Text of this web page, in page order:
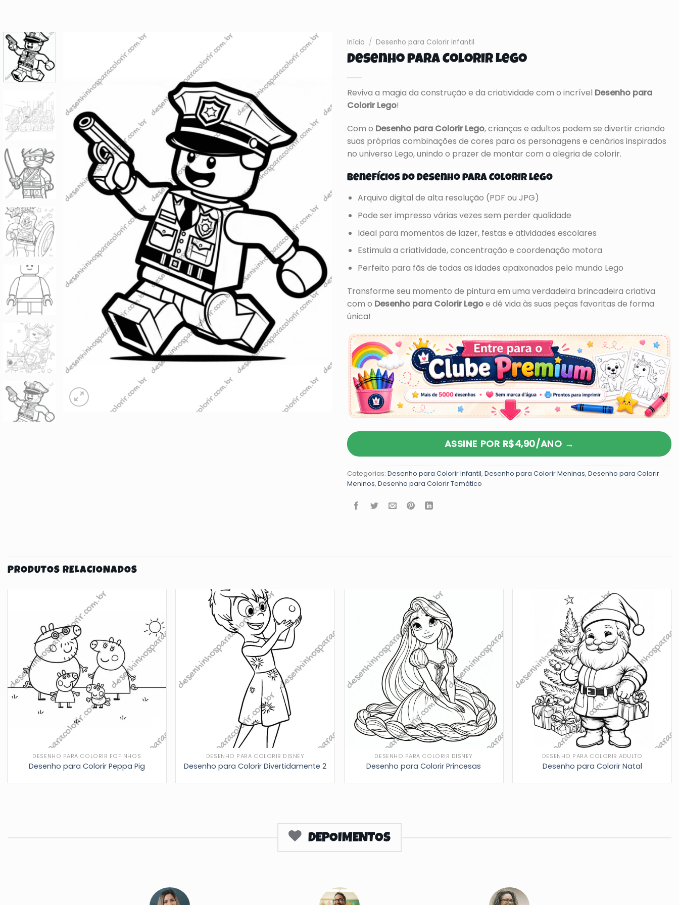
Início / Desenho para Colorir Infantil
Desenho para Colorir Lego
Reviva a magia da construção e da criatividade com o incrível Desenho para
Colorir Lego!
Com o Desenho para Colorir Lego, crianças e adultos podem se divertir criando
suas próprias combinações de cores para os personagens e cenários inspirados
no universo Lego, unindo o prazer de montar com a alegria de colorir.
Benefícios do Desenho para Colorir Lego
Arquivo digital de alta resolução (PDF ou JPG)
Pode ser impresso várias vezes sem perder qualidade
Ideal para momentos de lazer, festas e atividades escolares
Estimula a criatividade, concentração e coordenação motora
Perfeito para fãs de todas as idades apaixonados pelo mundo Lego
Transforme seu momento de pintura em uma verdadeira brincadeira criativa
com o Desenho para Colorir Legoe dê vida às suas peças favoritas de forma
única!
ASSINE POR R$4,90/ANO →
Categorias: Desenho para Colorir Infantil, Desenho para Colorir Meninas, Desenho para Colorir
Meninos, Desenho para Colorir Temático
PRODUTOS RELACIONADOS
DESENHO PARA COLORIR FOFINHOS
Desenho para Colorir Peppa Pig
DESENHO PARA COLORIR DISNEY
Desenho para Colorir Divertidamente 2
DESENHO PARA COLORIR DISNEY
Desenho para Colorir Princesas
DESENHO PARA COLORIR ADULTO
Desenho para Colorir Natal
DEPOIMENTOS